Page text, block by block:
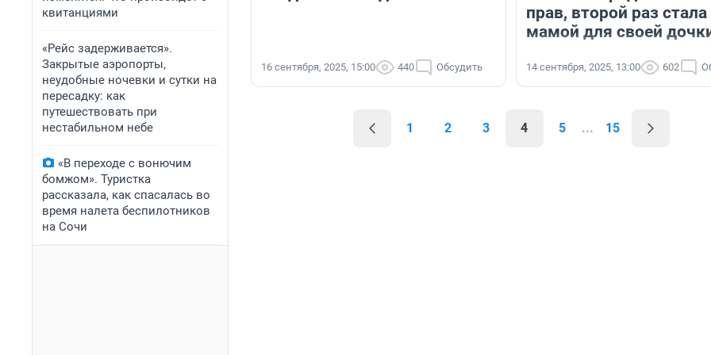
квитанциями
«Рейс задерживается».
Закрытые аэропорты,
неудобные ночевки и сутки на
пересадку: как
путешествовать при
нестабильном небе
«В переходе с вонючим
бомжом». Туристка
рассказала, как спасалась во
время налета беспилотников
на Сочи
16 сентября, 2025, 15:00 440 Обсудить
прав, второй раз стала
мамой для своей
14 сентября, 2025, 13:00 602
1 2 3 4 5 ... 15